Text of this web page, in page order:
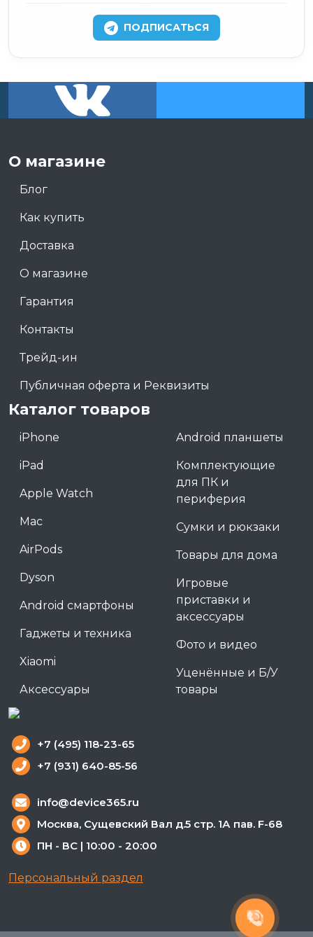
ПОДПИСАТЬСЯ
О магазине
Блог
Как купить
Доставка
О магазине
Гарантия
Контакты
Трейд-ин
Публичная оферта и Реквизиты
Каталог товаров
iPhone
iPad
Apple Watch
Mac
AirPods
Dyson
Android смартфоны
Гаджеты и техника
Xiaomi
Аксессуары
Android планшеты
Комплектующие
для ПК и
периферия
Сумки и рюкзаки
Товары для дома
Игровые
приставки и
аксессуары
Фото и видео
Уценённые и Б/У
товары
+7 (495) 118-23-65
+7 (931) 640-85-56
info@device365.ru
Москва, Сущевский Вал д.5 стр. 1А пав. F-68
ПН - ВС | 10:00 - 20:00
Персональный раздел